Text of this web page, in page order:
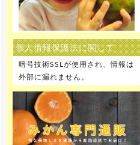
12月28日～1月5日を冬季休暇とさ
せて頂きます。 何卒ご理解の程、
お願い申し上げます。
[2019年8月9日]
8月10日～8月15日を夏季休暇とさ
せて頂きます。 何卒ご理解の程、
お願い申し上げます。
[2018年12月27日]
12月29日～1月6日を冬季休暇とさ
せて頂きます。 何卒ご理解の程、
お願い申し上げます。
個人情報保護法に関して
暗号技術SSLが使用され、情報は
外部に漏れません。